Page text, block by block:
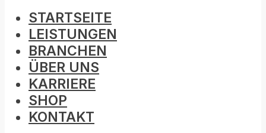
STARTSEITE
LEISTUNGEN
BRANCHEN
ÜBER UNS
KARRIERE
SHOP
KONTAKT